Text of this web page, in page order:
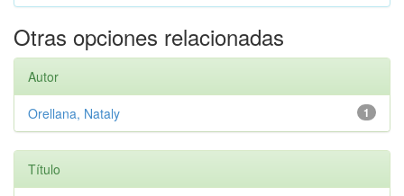
Otras opciones relacionadas
Autor
1
Orellana, Nataly
Título